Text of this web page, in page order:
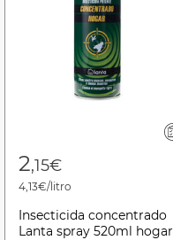
2,15€
4,13€/litro
Insecticida concentrado
Lanta spray 520ml hogar